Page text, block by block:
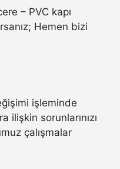
– PVC kapı
Hemen bizi
işleminde
ilişkin sorunlarınızı
çalışmalar